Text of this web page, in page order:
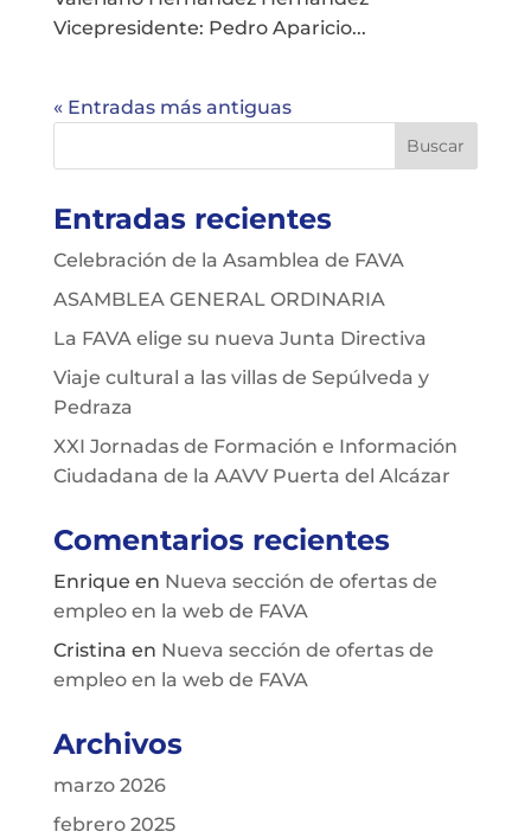
Vicepresidente: Pedro Aparicio...
« Entradas más antiguas
Entradas recientes
Celebración de la Asamblea de FAVA
ASAMBLEA GENERAL ORDINARIA
La FAVA elige su nueva Junta Directiva
Viaje cultural a las villas de Sepúlveda y
Pedraza
XXI Jornadas de Formación e Información
Ciudadana de la AAVV Puerta del Alcázar
Comentarios recientes
Enrique en Nueva sección de ofertas de
empleo en la web de FAVA
Cristina en Nueva sección de ofertas de
empleo en la web de FAVA
Archivos
marzo 2026
febrero 2025